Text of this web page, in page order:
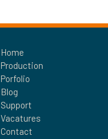
Home
Production
Porfolio
Blog
Support
Vacatures
Contact